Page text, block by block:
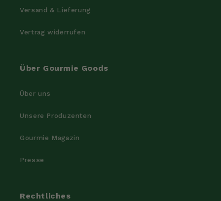
Versand & Lieferung
Vertrag widerrufen
Über Gourmie Goods
Über uns
Unsere Produzenten
Gourmie Magazin
Presse
Rechtliches